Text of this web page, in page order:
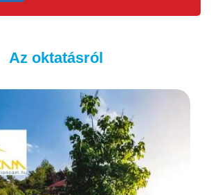
Az oktatásról